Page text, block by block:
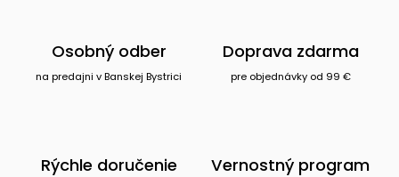
Osobný odber
na predajni v Banskej Bystrici
Doprava zdarma
pre objednávky od 99 €
Rýchle doručenie Vernostný program